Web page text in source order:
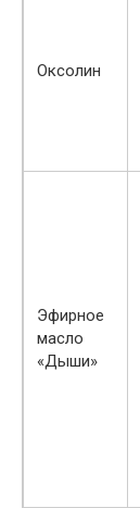
Оксолин
Эфирное
масло
«Дыши»